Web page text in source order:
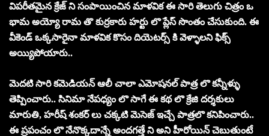
విప‌రీత‌మైన క్రేజ్ ని సంపాయించిన మాళ‌విక ఈ సారి తెలుగు చిత్రం ఒ
భామ అయ్యో రామ తొ కుర్ర‌కారు హ‌ర్టు లొ ప్లేస్ సొంతం చేసుకుంది. ఈ
వీకెండ్ ఒక్క‌సారైనా మాళవిక కొసం దియెట‌ర్స్ కి వెళ్ళాల‌ని ఫిక్స్
అయ్యిపోయారు..
మెద‌టి సారి క‌మెడియ‌న్ ఆలీ చాలా ఎమోష‌న‌ల్ పాత్ర లొ క‌న్నీళ్ళు
తెప్పించారు.. సినిమా నేప‌ధ్యం లొ సాగే ఈ క‌థ లొ క్రేజి ద‌ర్శ‌కులు
మారుతి, హ‌రీష్ శంక‌ర్ లు చ‌క్క‌టి మెసెజ్ ఇచ్చే పాత్ర‌లొ క‌నిపించారు..
ఈ ప్ర‌పంచం లొ నేనొక్క‌దాన్నే అంద‌గత్తే ని అని హీరోయిన్ చెబుతుంటే